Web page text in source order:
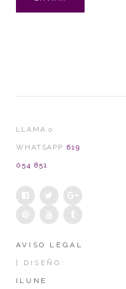
LLAMA o
WHATSAPP 619
054 851
AVISO LEGAL
| DISEÑO:
ILUNE